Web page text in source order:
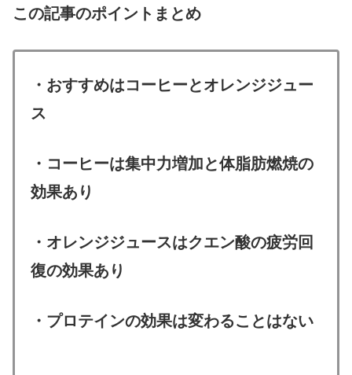
この記事のポイントまとめ
・おすすめはコーヒーとオレンジジュー
ス
・コーヒーは集中力増加と体脂肪燃焼の
効果あり
・オレンジジュースはクエン酸の疲労回
復の効果あり
・プロテインの効果は変わることはない